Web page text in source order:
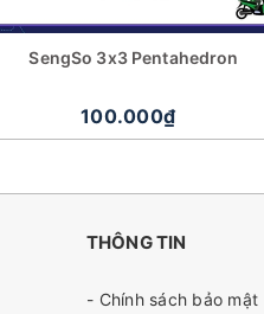
SengSo 3x3 Pentahedron
100.000₫
THÔNG TIN
- Chính sách bảo mật